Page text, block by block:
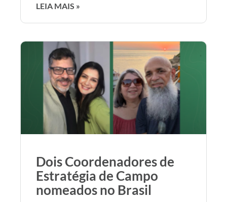
LEIA MAIS »
Dois Coordenadores de
Estratégia de Campo
nomeados no Brasil